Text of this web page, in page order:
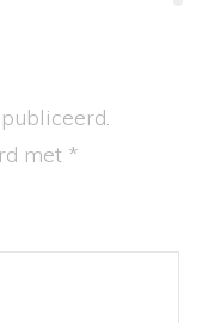
met *